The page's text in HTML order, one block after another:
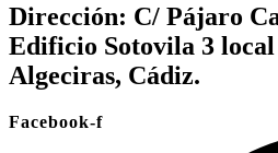
Dirección: C/ Pájaro
Edificio Sotovila 3 local
Algeciras, Cádiz.
Facebook-f